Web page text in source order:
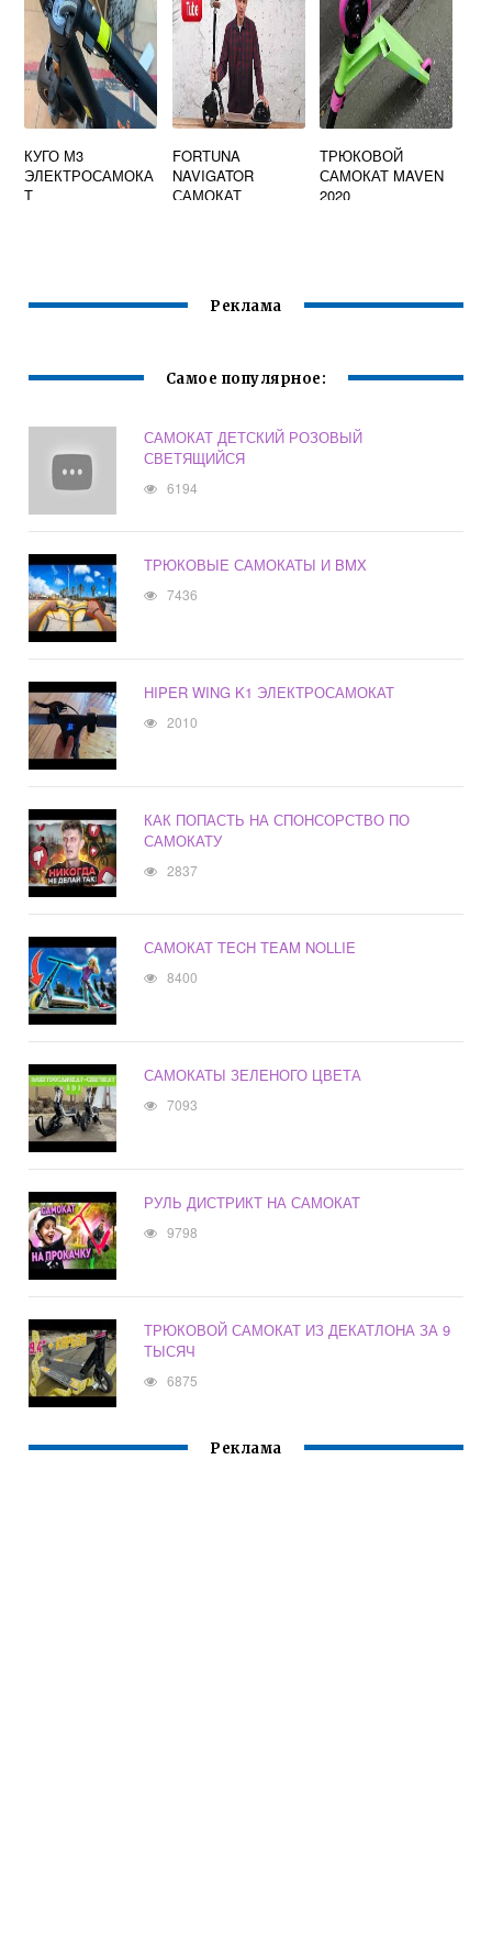
КУГО М3
ЭЛЕКТРОСАМОКА
Т
FORTUNA
NAVIGATOR
САМОКАТ
ТРЮКОВОЙ
САМОКАТ MAVEN
2020
Реклама
Самое популярное:
САМОКАТ ДЕТСКИЙ РОЗОВЫЙ
СВЕТЯЩИЙСЯ
6194
ТРЮКОВЫЕ САМОКАТЫ И BMX
7436
HIPER WING K1 ЭЛЕКТРОСАМОКАТ
2010
КАК ПОПАСТЬ НА СПОНСОРСТВО ПО
САМОКАТУ
2837
САМОКАТ TECH TEAM NOLLIE
8400
САМОКАТЫ ЗЕЛЕНОГО ЦВЕТА
7093
РУЛЬ ДИСТРИКТ НА САМОКАТ
9798
ТРЮКОВОЙ САМОКАТ ИЗ ДЕКАТЛОНА ЗА 9
ТЫСЯЧ
6875
Реклама